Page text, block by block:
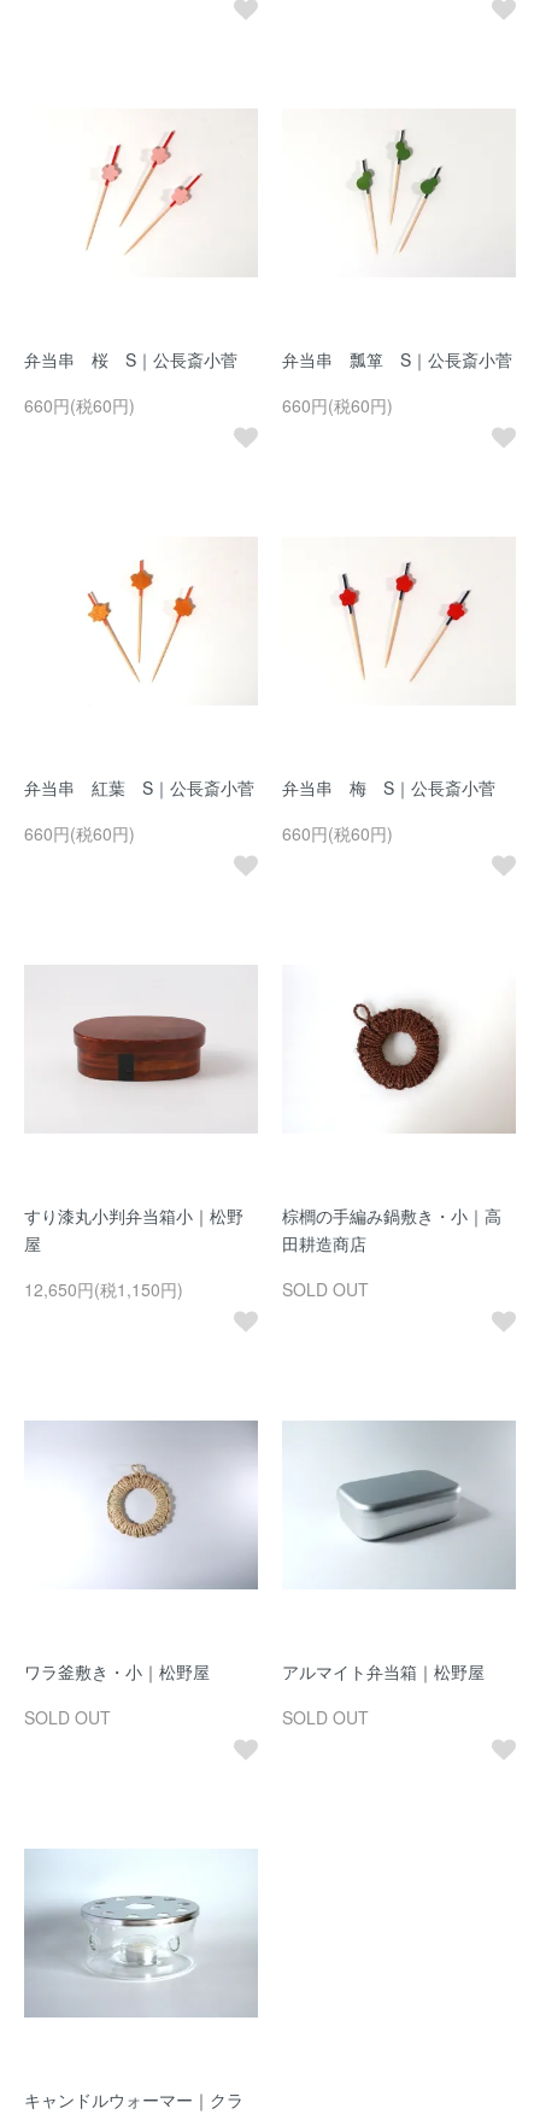
弁当串 桜 S｜公長斎小菅
660円(税60円)
弁当串 瓢箪 S｜公長斎小菅
660円(税60円)
弁当串 紅葉 S｜公長斎小菅
660円(税60円)
弁当串 梅 S｜公長斎小菅
660円(税60円)
すり漆丸小判弁当箱小｜松野
屋
12,650円(税1,150円)
棕櫚の手編み鍋敷き・小｜高
田耕造商店
SOLD OUT
ワラ釜敷き・小｜松野屋
SOLD OUT
アルマイト弁当箱｜松野屋
SOLD OUT
キャンドルウォーマー｜クラ